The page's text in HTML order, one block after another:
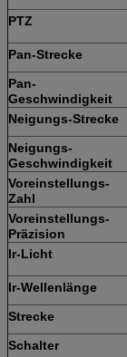
PTZ
Pan-Strecke
Pan-
Geschwindigkeit
Neigungs-Strecke
Neigungs-
Geschwindigkeit
Voreinstellungs-
Zahl
Voreinstellungs-
Präzision
Ir-Licht
Ir-Wellenlänge
Strecke
Schalter